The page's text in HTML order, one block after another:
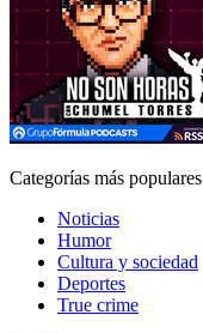
Categorías más populares
Noticias
Humor
Cultura y sociedad
Deportes
True crime